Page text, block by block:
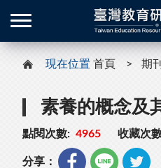
現在位置 首頁 期
素養的概念及
點閱次數: 4965 收藏次
分享：